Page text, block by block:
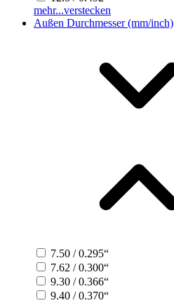
mehr...verstecken
Außen Durchmesser (mm/inch)
7.50 / 0.295“
7.62 / 0.300“
9.30 / 0.366“
9.40 / 0.370“